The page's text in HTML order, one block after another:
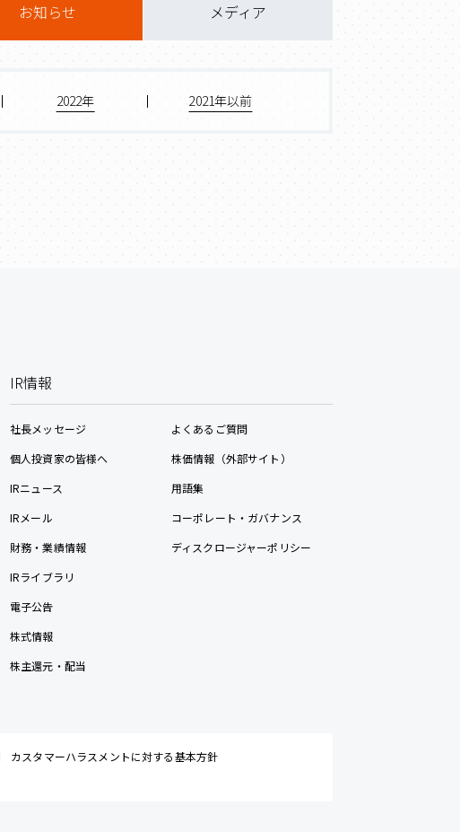
お知らせ メディア
2022年 2021年以前
IR情報
社長メッセージ
個人投資家の皆様へ
IRニュース
IRメール
財務・業績情報
IRライブラリ
電子公告
株式情報
株主還元・配当
よくあるご質問
株価情報（外部サイト）
用語集
コーポレート・ガバナンス
ディスクロージャーポリシー
カスタマーハラスメントに対する基本方針